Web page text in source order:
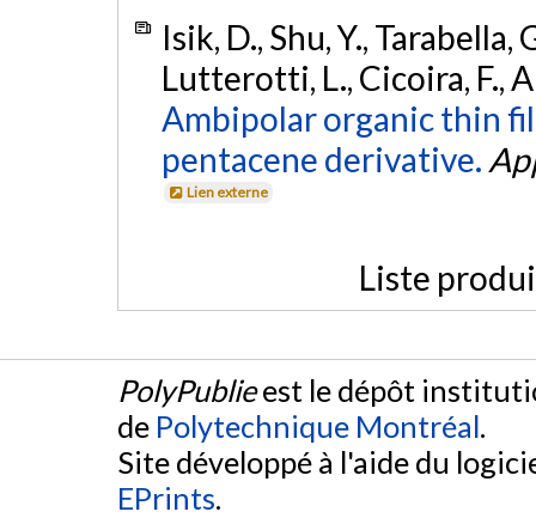
Isik, D., Shu, Y.,
Lutterotti, L., Cicoira, F.,
Ambipolar organic thin
pentacene derivative.
Lien externe
Liste
PolyPublieest le dépôt
de Polytechnique Montréal.
Site développé à l'aide du
EPrints.